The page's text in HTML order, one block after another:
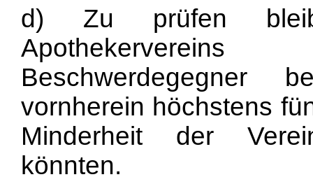
d) Zu prüfen
vornherein höchstens
Minderheit der
könnten.